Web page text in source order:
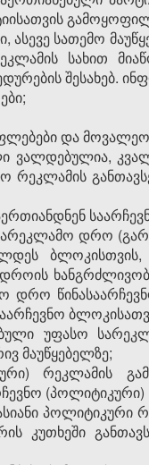
ასევე სათემო
სახით
შესახებ.
და
ვალდებულია,
რეკლამის
სარეკლამო დრო
დრო
უფასო
მაუწყებელზე;
რეკლამის
კუთხეში